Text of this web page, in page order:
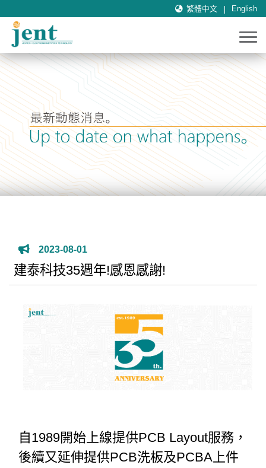
繁體中文 English
2023-08-01
建泰科技35週年!感恩感謝!
自1989開始上線提供PCB Layout服務，
後續又延伸提供PCB洗板及PCBA上件